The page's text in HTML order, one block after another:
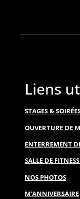
Liens
STAGES &
OUVERTURE DE
ENTERREMENT
SALLE DE
NOS PHOTOS
M’ANNIVERSAIRE